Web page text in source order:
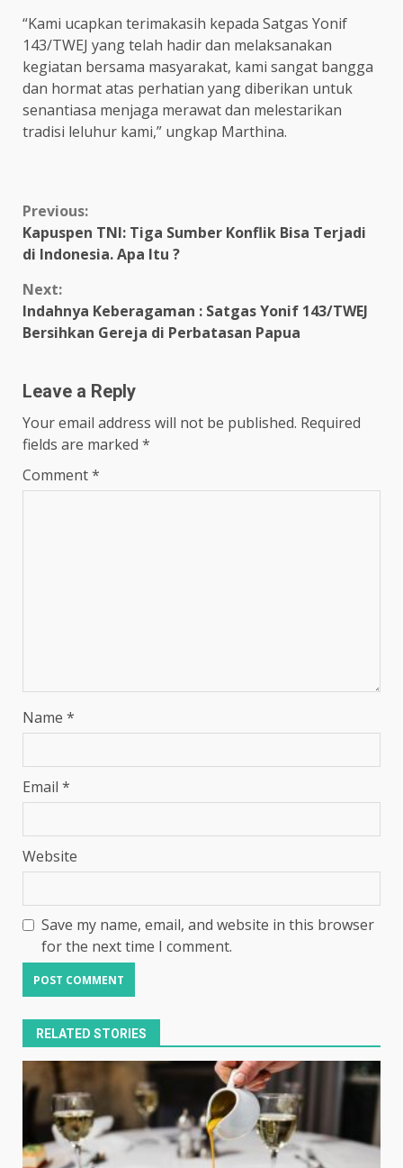
“Kami ucapkan terimakasih kepada Satgas Yonif
143/TWEJ yang telah hadir dan melaksanakan
kegiatan bersama masyarakat, kami sangat bangga
dan hormat atas perhatian yang diberikan untuk
senantiasa menjaga merawat dan melestarikan
tradisi leluhur kami,” ungkap Marthina.
Continue
Reading
Previous:
Kapuspen TNI: Tiga Sumber Konflik Bisa Terjadi
di Indonesia. Apa Itu ?
Next:
Indahnya Keberagaman : Satgas Yonif 143/TWEJ
Bersihkan Gereja di Perbatasan Papua
Leave a Reply
Your email address will not be published. Required
fields are marked *
Comment*
Name *
Email *
Website
Save my name, email, and website in this browser
for the next time I comment.
RELATED STORIES